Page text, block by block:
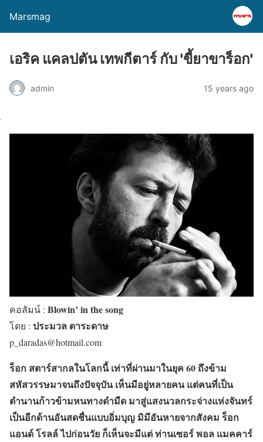
Marsmag
เอริค แคลปตัน เทพกีตาร์ กับ 'ขี้ยาขาร็อก'
admin 15 years ago
คอลัมน์ : Blowin’ in the song
โดย : ประมวล ดาระดาษ
p_daradas@hotmail.com
ร็อก สตาร์สากลในโลกนี้ เท่าที่ผ่านมาในยุค 60 ถึงข้าม
สหัสวรรษมาจนถึงปัจจุบัน เห็นมีอยู่หลายคน แต่คนที่เป็น
ตำนานก้าวข้ามหนทางดำมืด มาสู่แสงนวลกระจ่างแห่งจันทร์
เป็นอีกด้านอันสดชื่นแบบอิ่มบุญ มิมีอันหายจากสังคม ร็อก
แอนด์ โรลล์ ไปก่อนวัย ก็เห็นจะมีแต่ ท่านเซอร์ พอล แมคคาร์